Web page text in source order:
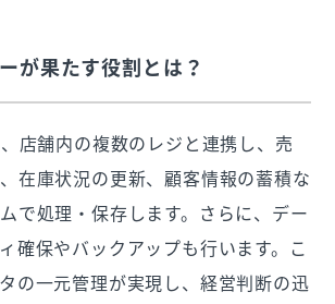
が果たす役割とは？
店舗内の複数のレジと連携し、売
在庫状況の更新、顧客情報の蓄積な
で処理・保存します。さらに、デー
確保やバックアップも行います。こ
の一元管理が実現し、経営判断の迅